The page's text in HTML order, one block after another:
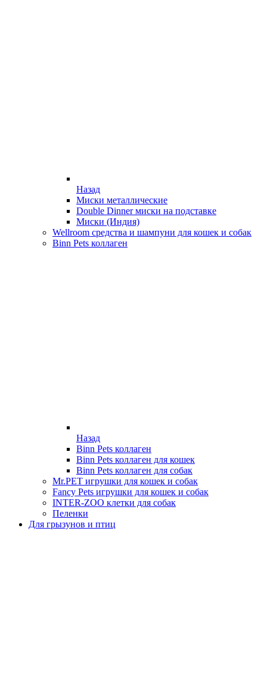
Назад
Миски металлические
Double Dinner миски на подставке
Миски (Индия)
Wellroom средства и шампуни для кошек и собак
Binn Pets коллаген
Назад
Binn Pets коллаген
Binn Pets коллаген для кошек
Binn Pets коллаген для собак
Mr.PET игрушки для кошек и собак
Fancy Pets игрушки для кошек и собак
INTER-ZOO клетки для собак
Пеленки
Для грызунов и птиц